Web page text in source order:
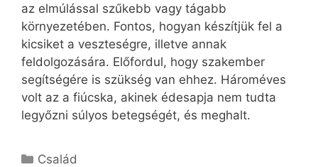
az elmúlással szűkebb vagy tágabb
környezetében. Fontos, hogyan készítjük fel a
kicsiket a veszteségre, illetve annak
feldolgozására. Előfordul, hogy szakember
segítségére is szükség van ehhez. Hároméves
volt az a fiúcska, akinek édesapja nem tudta
legyőzni súlyos betegségét, és meghalt.
Kategória
Család